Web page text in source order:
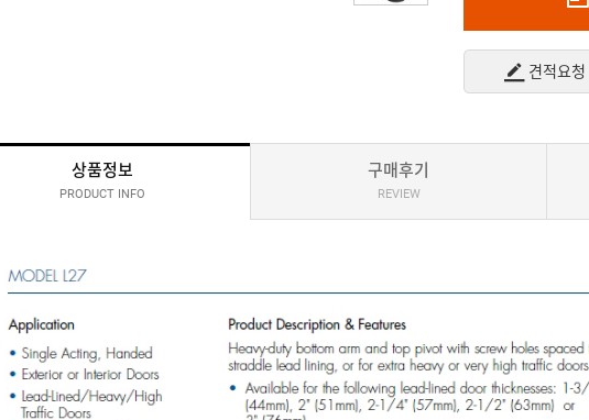
견적요청
상품정보
PRODUCT INFO
구매후기
REVIEW